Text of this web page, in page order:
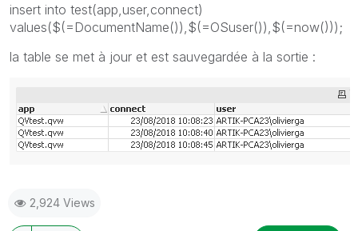
insert into test(app,user,connect)
values($(=DocumentName()),$(=OSuser()),$(=now()));
la table se met à jour et est sauvegardée à la sortie :
2,924 Views